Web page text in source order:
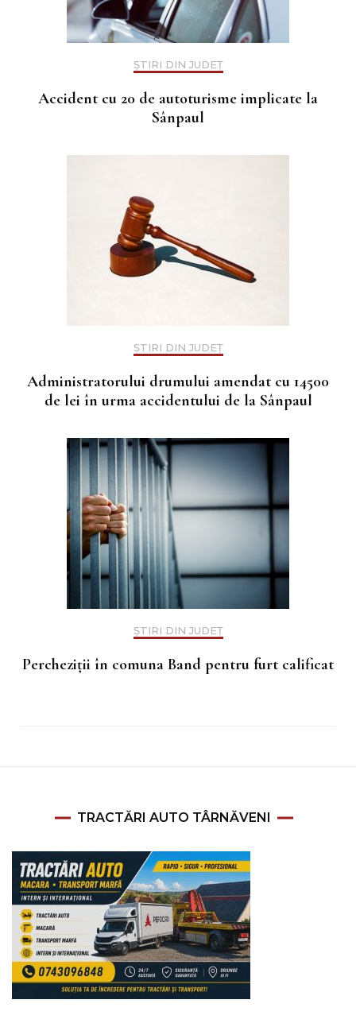
ȘTIRI DIN JUDEȚ
Accident cu 20 de autoturisme implicate la
Sânpaul
ȘTIRI DIN JUDEȚ
Administratorului drumului amendat cu 14500
de lei în urma accidentului de la Sânpaul
ȘTIRI DIN JUDEȚ
Percheziții în comuna Band pentru furt calificat
TRACTĂRI AUTO TÂRNĂVENI